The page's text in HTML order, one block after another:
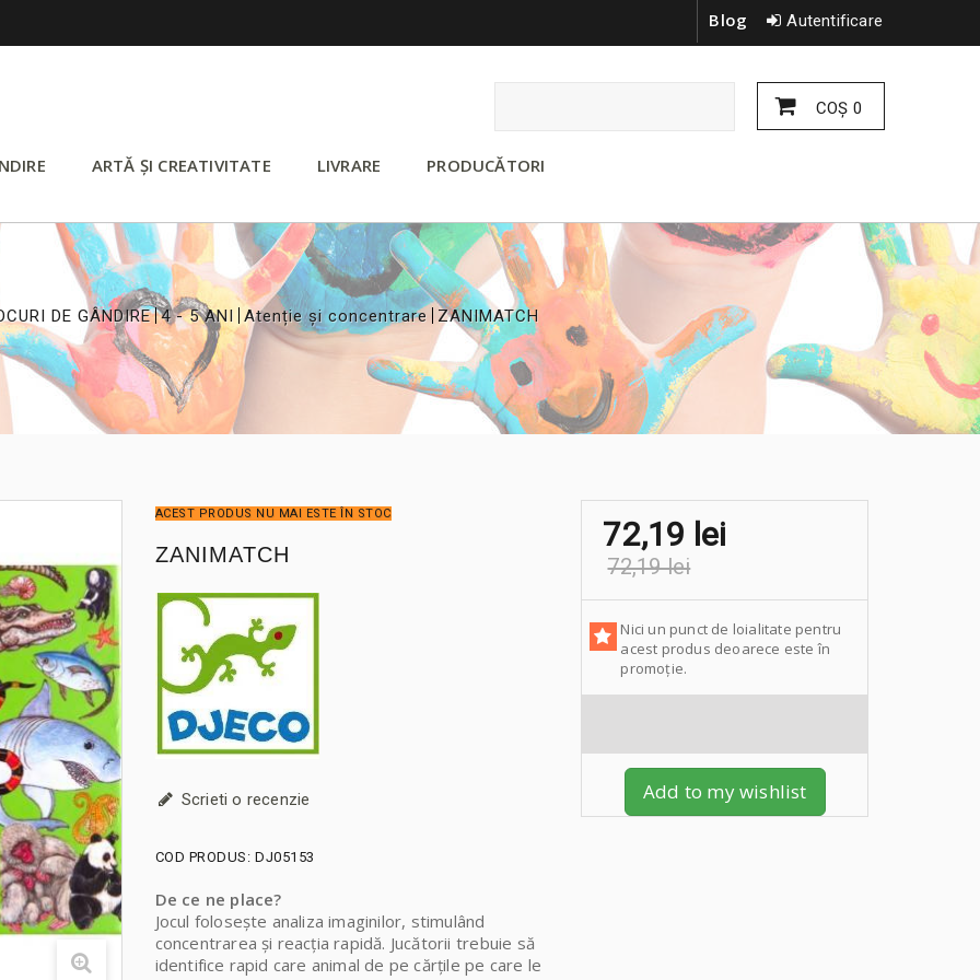
Autentificare
Blog
COŞ 0
ARTĂ ȘI CREATIVITATE LIVRARE PRODUCĂTORI
DE GÂNDIRE
>
4 - 5 ANI
>
Atenție și concentrare
>
ZANIMATCH
ACEST PRODUS NU MAI ESTE ÎN STOC
ZANIMATCH
Scrieti o recenzie
COD PRODUS: DJ05153
De ce ne place?
Jocul folosește analiza imaginilor, stimulând
concentrarea și reacția rapidă. Jucătorii trebuie să
identifice rapid care animal de pe cărțile pe care le
72,19 lei
72,19 lei
Nici un punct de loialitate pentru
acest produs deoarece este în
promoție.
Add to my wishlist